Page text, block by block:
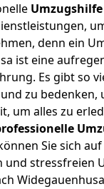
Umzugshilfe
denn ein
ist eine
Es gibt so
und zu
um alles zu
Sie sich
und stressfreien